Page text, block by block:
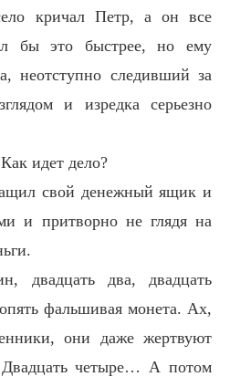
кричал Петр, а он все
бы это быстрее, но ему
неотступно следивший за
и изредка серьезно
идет дело?
свой денежный ящик и
и притворно не глядя на
двадцать два, двадцать
фальшивая монета. Ах,
они даже жертвуют
четыре… А потом